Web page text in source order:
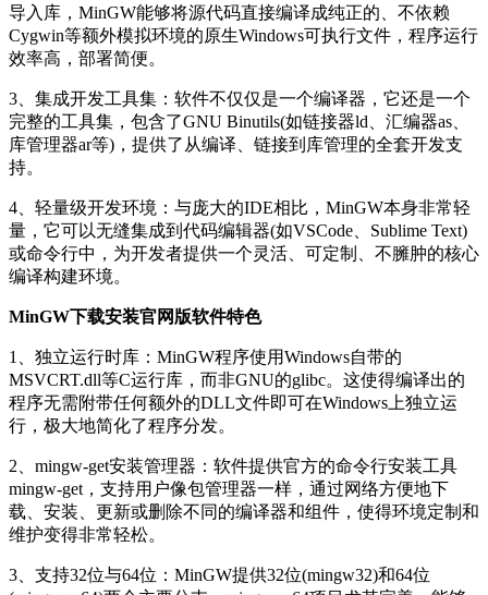
导入库，MinGW能够将源代码直接编译成纯正的、不依赖
Cygwin等额外模拟环境的原生Windows可执行文件，程序运行
效率高，部署简便。
3、集成开发工具集：软件不仅仅是一个编译器，它还是一个
完整的工具集，包含了GNU Binutils(如链接器ld、汇编器as、
库管理器ar等)，提供了从编译、链接到库管理的全套开发支
持。
4、轻量级开发环境：与庞大的IDE相比，MinGW本身非常轻
量，它可以无缝集成到代码编辑器(如VSCode、Sublime Text)
或命令行中，为开发者提供一个灵活、可定制、不臃肿的核心
编译构建环境。
MinGW下载安装官网版软件特色
1、独立运行时库：MinGW程序使用Windows自带的
MSVCRT.dll等C运行库，而非GNU的glibc。这使得编译出的
程序无需附带任何额外的DLL文件即可在Windows上独立运
行，极大地简化了程序分发。
2、mingw-get安装管理器：软件提供官方的命令行安装工具
mingw-get，支持用户像包管理器一样，通过网络方便地下
载、安装、更新或删除不同的编译器和组件，使得环境定制和
维护变得非常轻松。
3、支持32位与64位：MinGW提供32位(mingw32)和64位